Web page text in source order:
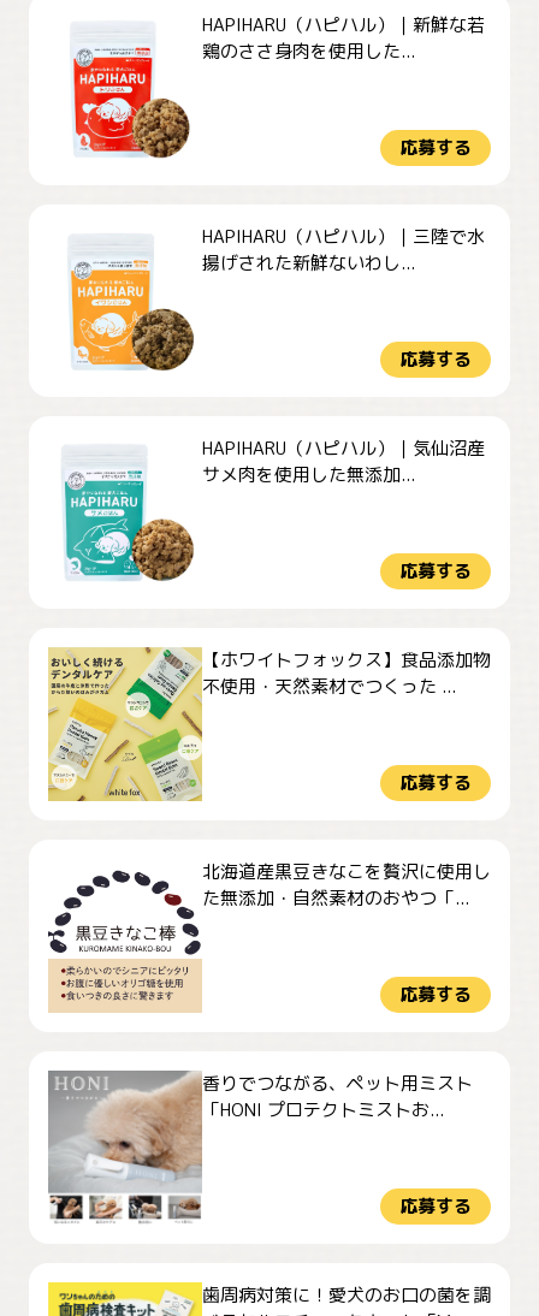
HAPIHARU（ハピハル）｜新鮮な若
鶏のささ身肉を使用した...
応募する
HAPIHARU（ハピハル）｜三陸で水
揚げされた新鮮ないわし...
応募する
HAPIHARU（ハピハル）｜気仙沼産
サメ肉を使用した無添加...
応募する
【ホワイトフォックス】食品添加物
不使用・天然素材でつくった ...
応募する
北海道産黒豆きなこを贅沢に使用し
た無添加・自然素材のおやつ「...
応募する
香りでつながる、ペット用ミスト
「HONI プロテクトミストお...
応募する
歯周病対策に！愛犬のお口の菌を調